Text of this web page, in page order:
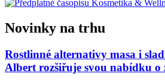
Novinky na trhu
Rostlinné alternativy masa i
Albert rozšiřuje svou nabídku o